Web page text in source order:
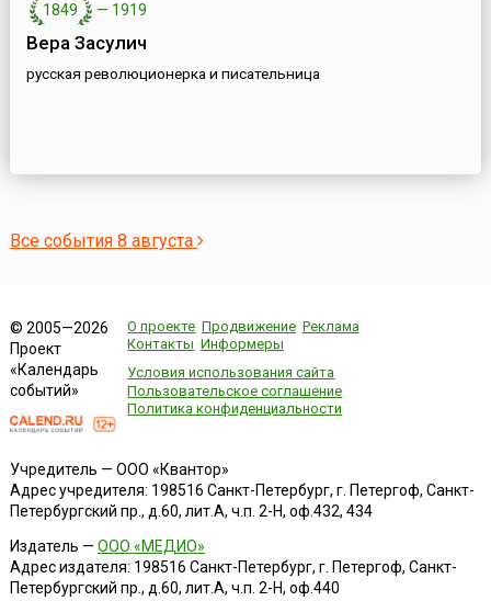
1849 — 1919
Вера Засулич
русская революционерка и писательница
Все события 8 августа
© 2005—2026
Проект
«Календарь
событий»
О проекте Продвижение Реклама
Контакты Информеры
Условия использования сайта
Пользовательское соглашение
Политика конфиденциальности
Учредитель — ООО «Квантор»
Адрес учредителя: 198516 Санкт-Петербург, г. Петергоф, Санкт-
Петербургский пр., д.60, лит.А, ч.п. 2-Н, оф.432, 434
Издатель — ООО «МЕДИО»
Адрес издателя: 198516 Санкт-Петербург, г. Петергоф, Санкт-
Петербургский пр., д.60, лит.А, ч.п. 2-Н, оф.440